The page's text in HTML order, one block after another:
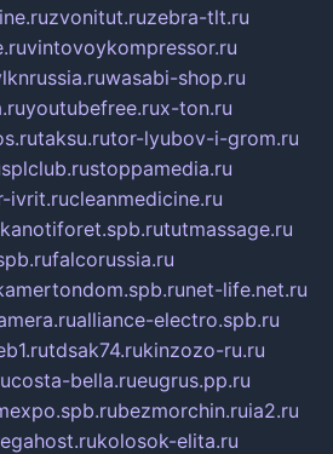
zvonitut.ruzebra-tlt.ru
vintovoykompressor.ru
wasabi-shop.ru
youtubefree.rux-ton.ru
taksu.rutor-lyubov-i-grom.ru
splclub.rustoppamedia.ru
ivrit.rucleanmedicine.ru
kanotiforet.spb.rututmassage.ru
falcorussia.ru
net-life.net.ru
alliance-electro.spb.ru
tdsak74.rukinzozo-ru.ru
costa-bella.rueugrus.pp.ru
bezmorchin.ruia2.ru
kolosok-elita.ru